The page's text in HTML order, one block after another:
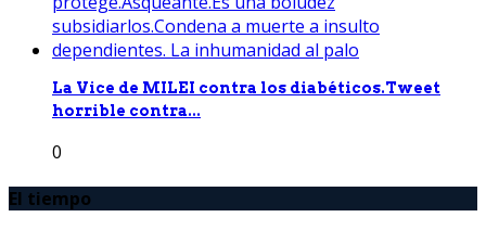
La Vice de MILEI contra los diabéticos.Tweet
horrible contra...
0
El tiempo